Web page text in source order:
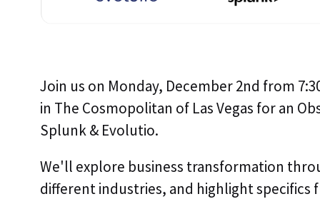
Join us on Monday, December 2nd from
in The Cosmopolitan of Las Vegas for an
Splunk & Evolutio.
We'll explore business transformation
different industries, and highlight specifics